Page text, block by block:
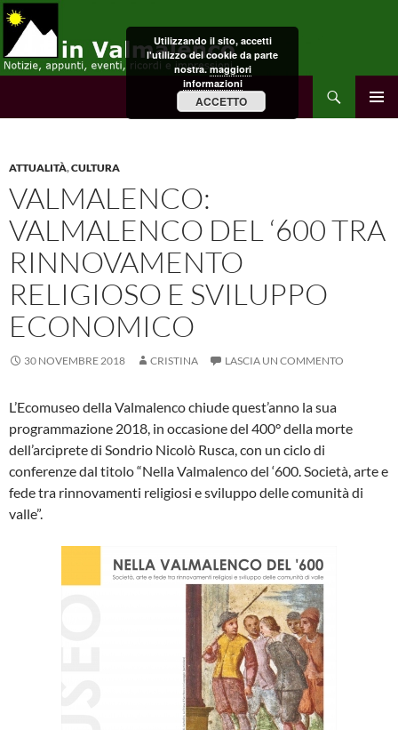
Vai
contenuto
ATTUALITÀ,CULTURA
VALMALENCO:
VALMALENCO DEL ‘600 TRA
RINNOVAMENTO
RELIGIOSO E SVILUPPO
ECONOMICO
30 NOVEMBRE 2018 CRISTINA LASCIA UN COMMENTO
L’Ecomuseo della Valmalenco chiude quest’anno la sua
programmazione 2018, in occasione del 400° della morte
dell’arciprete di Sondrio Nicolò Rusca, con un ciclo di
conferenze dal titolo “Nella Valmalenco del ‘600. Società, arte e
fede tra rinnovamenti religiosi e sviluppo delle comunità di
valle”.
Utilizzando il sito, accetti
l'utilizzo dei cookie da parte
nostra.maggiori
informazioni
ACCETTO